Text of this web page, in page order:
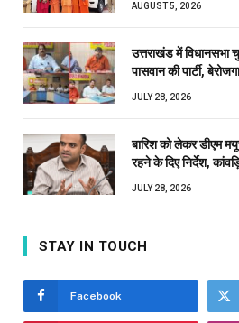
AUGUST 5, 2026
उत्तराखंड में विधानसभा
पासवान की पार्टी,
JULY 28, 2026
बारिश को लेकर डीएम
रहने के दिए निर्देश,
JULY 28, 2026
STAY IN TOUCH
Facebook